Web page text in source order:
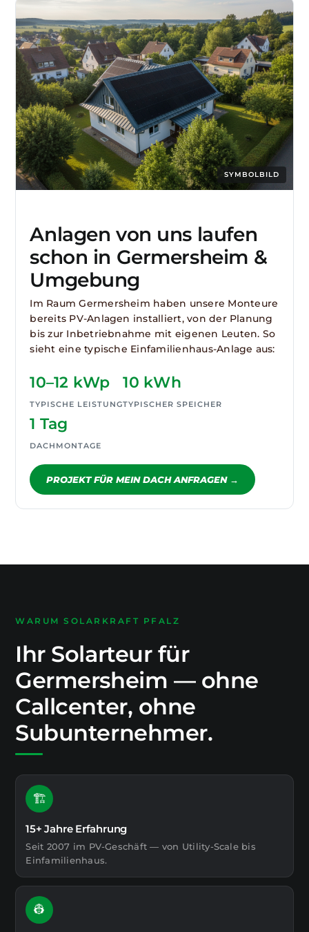
SYMBOLBILD
Anlagen von uns laufen
schon in Germersheim &
Umgebung
Im Raum Germersheim haben unsere Monteure
bereits PV-Anlagen installiert, von der Planung
bis zur Inbetriebnahme mit eigenen Leuten. So
sieht eine typische Einfamilienhaus-Anlage aus:
10–12 kWp
TYPISCHE LEISTUNG
10 kWh
TYPISCHER SPEICHER
1 Tag
DACHMONTAGE
PROJEKT FÜR MEIN DACH ANFRAGEN →
WARUM SOLARKRAFT PFALZ
Ihr Solarteur für
Germersheim — ohne
Callcenter, ohne
Subunternehmer.
🏗️
15+ Jahre Erfahrung
Seit 2007 im PV-Geschäft — von Utility-Scale bis
Einfamilienhaus.
👷